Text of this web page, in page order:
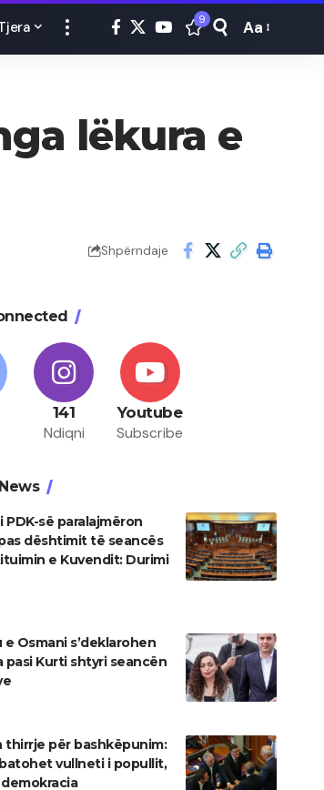
9
Font
Aa
lëkura e
Shpërndaje
141
Ndiqni
Youtube
Subscribe
së paralajmëron
dështimit të seancës
e Kuvendit: Durimi
Osmani s’deklarohen
pasi Kurti shtyri seancën
thirrje për bashkëpunim:
vullneti i popullit,